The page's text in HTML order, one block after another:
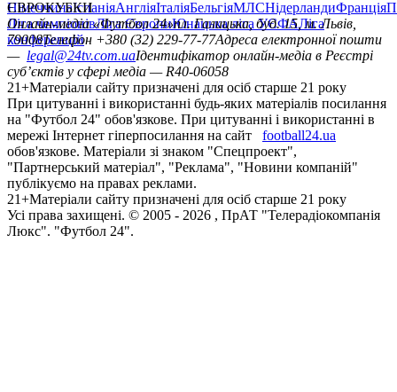
НімеччинаІспаніяАнгліяІталіяБельгіяМЛСНідерландиФранція
ЄВРОКУБКИ
Ліга чемпіонівЛіга ЄвропиЮнацька ліга УЄФАЛіга
конференцій
Онлайн-медіа «Футбол 24»пл. Галицька, буд. 15, м. Львів,
79008Телефон +380 (32) 229-77-77Адреса електронної пошти
— legal@24tv.com.uaІдентифікатор онлайн-медіа в Реєстрі
суб’єктів у сфері медіа — R40-06058
21+Матеріали сайту призначені для осіб старше 21 року
При цитуванні і використанні будь-яких матеріалів посилання
на "Футбол 24" обов'язкове. При цитуванні і використанні в
мережі Інтернет гіперпосилання на сайт
football24.ua
обов'язкове. Матеріали зі знаком "Спецпроект",
"Партнерський матеріал", "Реклама", "Новини компаній"
публікуємо на правах реклами.
21+Матеріали сайту призначені для осіб старше 21 року
Усi права захищенi. © 2005 - 2026 , ПрАТ "Телерадіокомпанія
Люкс". "Футбол 24".